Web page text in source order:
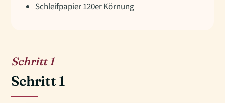
Schleifpapier 120er Körnung
1
Schritt 1